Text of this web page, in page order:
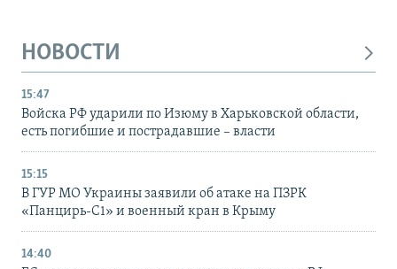
НОВОСТИ
15:47
Войска РФ ударили по Изюму в Харьковской области,
есть погибшие и пострадавшие – власти
15:15
В ГУР МО Украины заявили об атаке на ПЗРК
«Панцирь-С1» и военный кран в Крыму
14:40